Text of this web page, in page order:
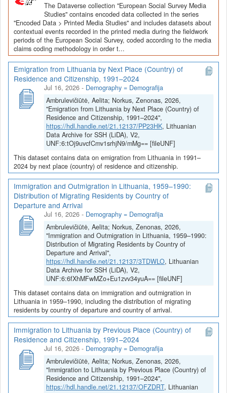
The Dataverse collection "European Social Survey Media
Studies" contains encoded data collected in the series
"Encoded Data > Printed Media Studies" and includes datasets about
contextual events recorded in the printed media during the fieldwork
periods of the European Social Survey, coded according to the media
claims coding methodology in order t...
Emigration from Lithuania by Next Place (Country) of
Residence and Citizenship, 1991–2024
Jul 16, 2026 - Demography = Demografija
Ambrulevičiūtė, Aelita; Norkus, Zenonas, 2026,
"Emigration from Lithuania by Next Place (Country) of
Residence and Citizenship, 1991–2024",
https://hdl.handle.net/21.12137/PP23HK, Lithuanian
Data Archive for SSH (LiDA), V2,
UNF:6:tOj9uvcfCmv1srhjN9/mMg== [fileUNF]
This dataset contains data on emigration from Lithuania in 1991–
2024 by next place (country) of residence and citizenship.
Immigration and Outmigration in Lithuania, 1959–1990:
Distribution of Migrating Residents by Country of
Departure and Arrival
Jul 16, 2026 - Demography = Demografija
Ambrulevičiūtė, Aelita; Norkus, Zenonas, 2026,
"Immigration and Outmigration in Lithuania, 1959–1990:
Distribution of Migrating Residents by Country of
Departure and Arrival",
https://hdl.handle.net/21.12137/3TDWLO, Lithuanian
Data Archive for SSH (LiDA), V2,
UNF:6:6fXhMFwMZo+Eu1zvv34yuA== [fileUNF]
This dataset contains data on immigration and outmigration in
Lithuania in 1959–1990, including the distribution of migrating
residents by country of departure and country of arrival.
Immigration to Lithuania by Previous Place (Country) of
Residence and Citizenship, 1991–2024
Jul 16, 2026 - Demography = Demografija
Ambrulevičiūtė, Aelita; Norkus, Zenonas, 2026,
"Immigration to Lithuania by Previous Place (Country) of
Residence and Citizenship, 1991–2024",
https://hdl.handle.net/21.12137/OFZDRT, Lithuanian